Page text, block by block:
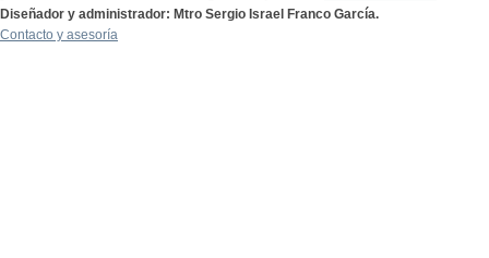
Diseñador y administrador: Mtro Sergio Israel Franco García.
Contacto y asesoría